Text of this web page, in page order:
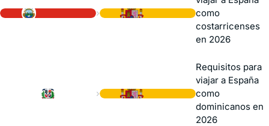
›
como
costarricenses
en 2026
›
Requisitos para
viajar a España
como
dominicanos en
2026